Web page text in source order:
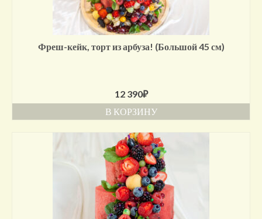
Фреш-кейк, торт из арбуза! (Большой 45 см)
12 390₽
В КОРЗИНУ